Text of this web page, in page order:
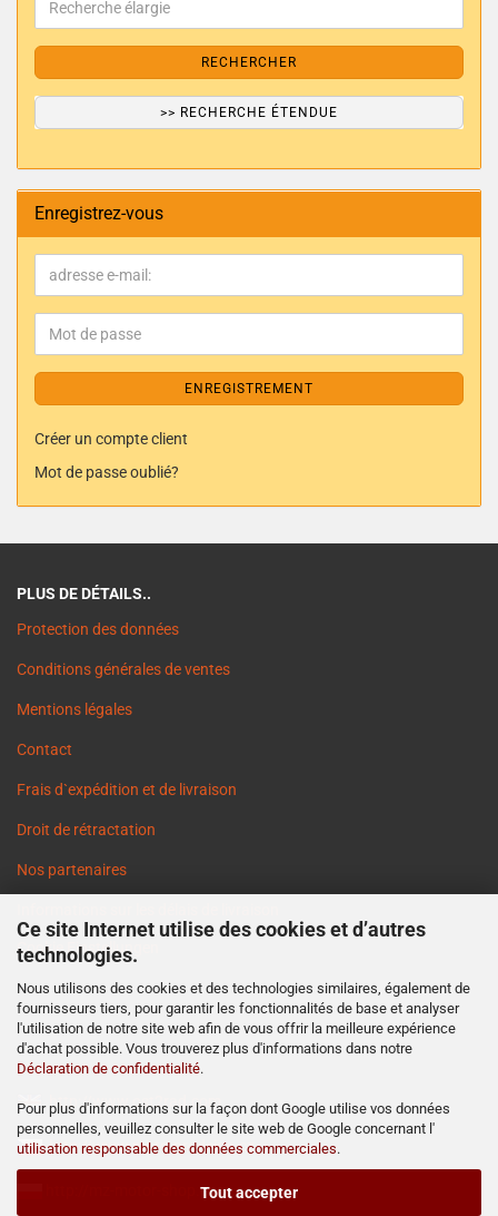
Ce site Internet utilise des cookies et d’autres
technologies.
Nous utilisons des cookies et des technologies similaires, également de
fournisseurs tiers, pour garantir les fonctionnalités de base et analyser
l'utilisation de notre site web afin de vous offrir la meilleure expérience
d'achat possible. Vous trouverez plus d'informations dans notre
Déclaration de confidentialité.
Pour plus d'informations sur la façon dont Google utilise vos données
personnelles, veuillez consulter le site web de Google concernant l'
utilisation responsable des données commerciales.
Tout accepter
RECHERCHER
>> RECHERCHE ÉTENDUE
Enregistrez-vous
ENREGISTREMENT
Créer un compte client
Mot de passe oublié?
PLUS DE DÉTAILS..
Protection des données
Conditions générales de ventes
Mentions légales
Contact
Frais d`expédition et de livraison
Droit de rétractation
Nos partenaires
Cookie Einstellungen
http://www.ost2rad.com
http://www.moto-prodejna.cz
http://mz-motor-shop.com